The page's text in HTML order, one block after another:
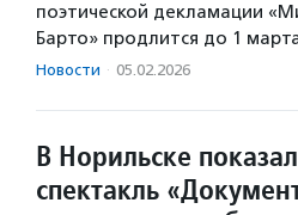
поэтической декламации
Барто» продлится до 1
Новости · 05.02.2026
В Норильске
спектакль